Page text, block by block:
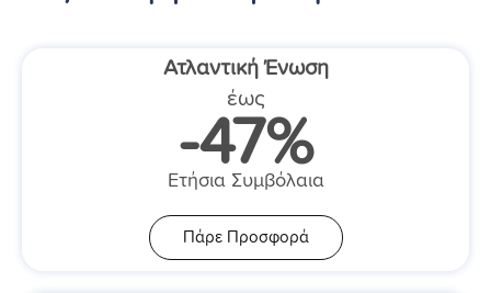
Ατλαντική Ένωση
έως
-47%
Ετήσια Συμβόλαια
Πάρε Προσφορά